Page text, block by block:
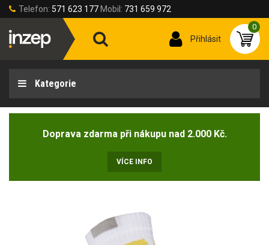
Telefon: 571 623 177 Mobil: 731 659 972
Přihlásit
0
Kategorie
Doprava zdarma při nákupu nad 2.000 Kč.
VÍCE INFO